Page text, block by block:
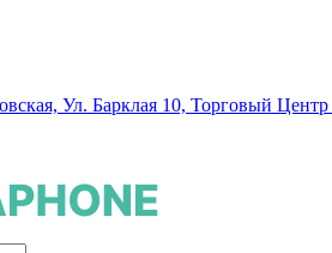
Ул. Барклая 10, Торговый